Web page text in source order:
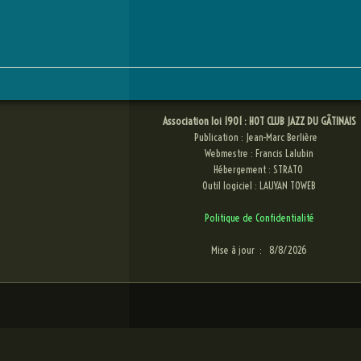
Association loi 1901 : HOT CLUB JAZZ DU GÂTINAIS
Publication : Jean-Marc Berlière
Webmestre : Francis Lalubin
Hébergement : STRATO
Outil logiciel : LAUYAN TOWEB
Politique de Confidentialité
Mise à jour :8/8/2026